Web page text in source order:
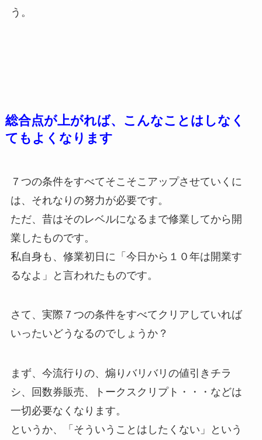
う。
総合点が上がれば、こんなことはしなく
てもよくなります
７つの条件をすべてそこそこアップさせていくに
は、それなりの努力が必要です。
ただ、昔はそのレベルになるまで修業してから開
業したものです。
私自身も、修業初日に「今日から１０年は開業す
るなよ」と言われたものです。
さて、実際７つの条件をすべてクリアしていれば
いったいどうなるのでしょうか？
まず、今流行りの、煽りバリバリの値引きチラ
シ、回数券販売、トークスクリプト・・・などは
一切必要なくなります。
というか、「そういうことはしたくない」という